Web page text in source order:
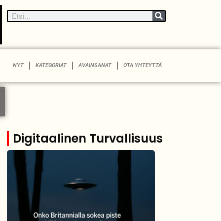
NYT KATEGORIAT AVAINSANAT OTA YHTEYTTÄ
Digitaalinen Turvallisuus